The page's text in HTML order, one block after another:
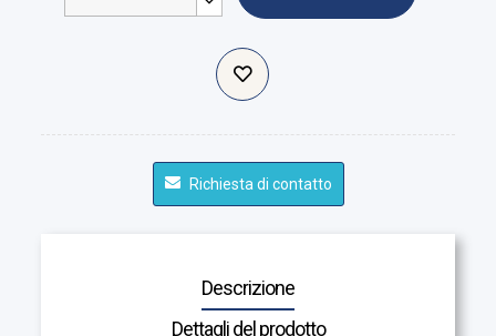
Richiesta di contatto
Descrizione
Dettagli del prodotto